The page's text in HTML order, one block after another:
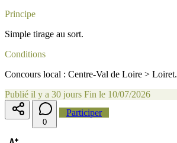
Principe
Simple tirage au sort.
Conditions
Concours local : Centre-Val de Loire > Loiret.
Publié il y a 30 jours Fin le 10/07/2026
0
Participer